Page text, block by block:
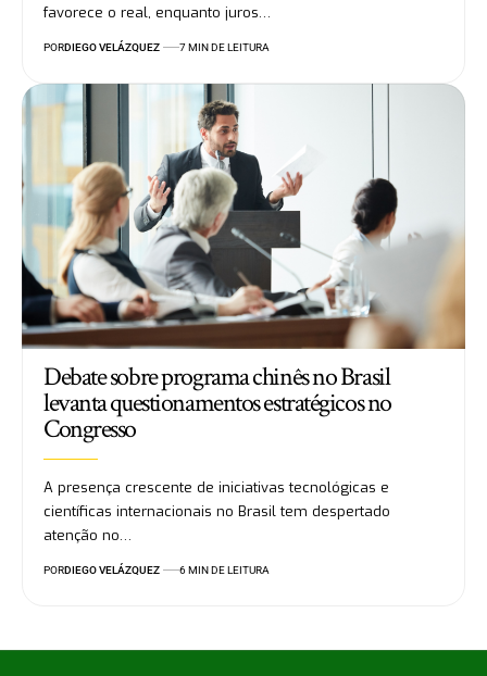
favorece o real, enquanto juros…
PORDIEGO VELÁZQUEZ 7 MIN DE LEITURA
Debate sobre programa chinês no Brasil
levanta questionamentos estratégicos no
Congresso
A presença crescente de iniciativas tecnológicas e
científicas internacionais no Brasil tem despertado
atenção no…
PORDIEGO VELÁZQUEZ 6 MIN DE LEITURA